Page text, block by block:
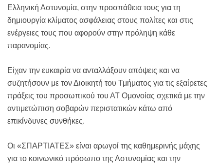
Ελληνική Αστυνομία, στην προσπάθεια τους για τη
δημιουργία κλίματος ασφάλειας στους πολίτες και στις
ενέργειες τους που αφορούν στην πρόληψη κάθε
παρανομίας.
Είχαν την ευκαιρία να ανταλλάξουν απόψεις και να
συζητήσουν με τον Διοικητή του Τμήματος για τις εξαίρετες
πράξεις του προσωπικού του ΑΤ Ομονοίας σχετικά με την
αντιμετώπιση σοβαρών περιστατικών κάτω από
επικίνδυνες συνθήκες.
Οι «ΣΠΑΡΤΙΑΤΕΣ» είναι αρωγοί της καθημερινής μάχης
για το κοινωνικό πρόσωπο της Αστυνομίας και την